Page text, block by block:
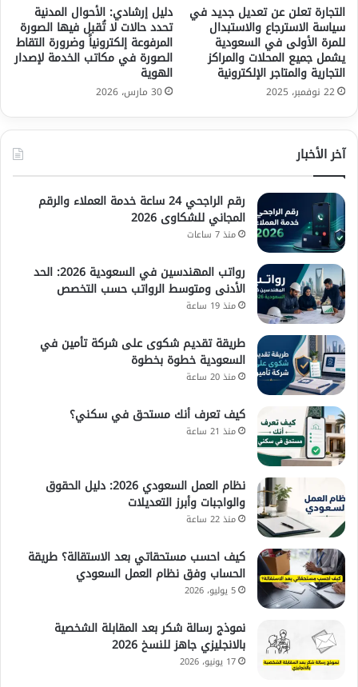
التجارة تعلن عن تعديل جديد في
سياسة الاسترجاع والاستبدال
للمرة الأولى في السعودية
يشمل جميع المحلات والمراكز
التجارية والمتاجر الإلكترونية
22 نوفمبر، 2025
دليل إرشادي: الأحوال المدنية
تحدد حالات لا تُقبل فيها الصورة
المرفوعة إلكترونياً وضرورة التقاط
الصورة في مكاتب الخدمة لإصدار
الهوية
30 مارس، 2026
آخر الأخبار
رقم الراجحي 24 ساعة خدمة العملاء والرقم
المجاني للشكاوى 2026
منذ 7 ساعات
رواتب المهندسين في السعودية 2026: الحد
الأدنى ومتوسط الرواتب حسب التخصص
منذ 19 ساعة
طريقة تقديم شكوى على شركة تأمين في
السعودية خطوة بخطوة
منذ 20 ساعة
كيف تعرف أنك مستحق في سكني؟
منذ 21 ساعة
نظام العمل السعودي 2026: دليل الحقوق
والواجبات وأبرز التعديلات
منذ 22 ساعة
كيف احسب مستحقاتي بعد الاستقالة؟ طريقة
الحساب وفق نظام العمل السعودي
5 يوليو، 2026
نموذج رسالة شكر بعد المقابلة الشخصية
بالانجليزي جاهز للنسخ 2026
17 يونيو، 2026